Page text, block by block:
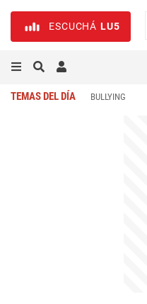
ESCUCHÁ LU5
TEMAS DEL DÍA BULLYING